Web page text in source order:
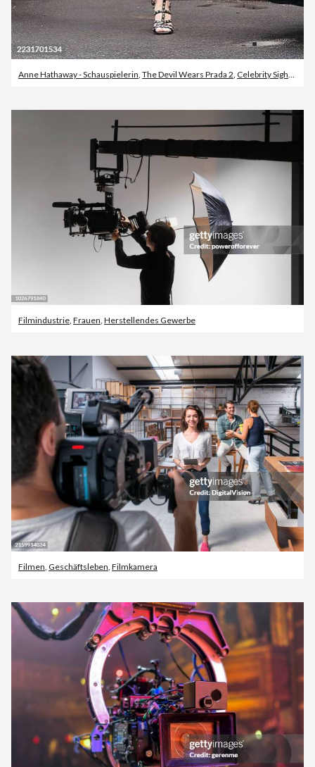
Anne Hathaway - Schauspielerin The Devil Wears Prada 2 Celebrity Sightings
Filmindustrie, Frauen, Herstellendes Gewerbe
Filmen Geschäftsleben Filmkamera